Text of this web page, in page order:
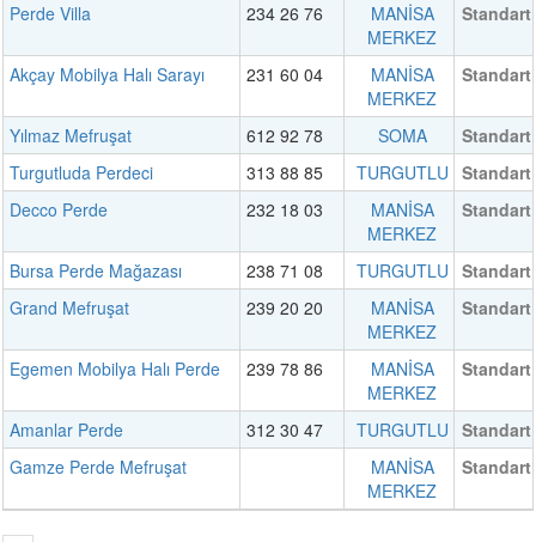
Perde Villa 234 26 76
MANİSA
MERKEZ
Standart
Akçay Mobilya Halı Sarayı 231 60 04
MANİSA
MERKEZ
Standart
Yılmaz Mefruşat 612 92 78 SOMA
Standart
Turgutluda Perdeci
313 88 85 TURGUTLU Standart
Decco Perde
232 18 03
MANİSA
MERKEZ
Standart
Bursa Perde Mağazası 238 71 08 TURGUTLU Standart
Grand Mefruşat
239 20 20
MANİSA
MERKEZ
Standart
Egemen Mobilya Halı Perde 239 78 86
MANİSA
MERKEZ
Standart
Amanlar Perde 312 30 47 TURGUTLU Standart
Gamze Perde Mefruşat
MANİSA
MERKEZ
Standart